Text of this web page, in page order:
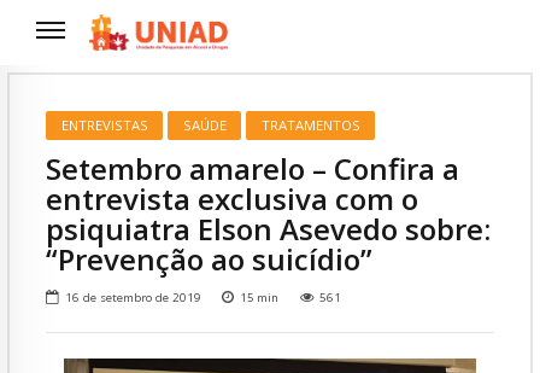
ENTREVISTAS SAÚDE TRATAMENTOS
Setembro amarelo – Confira a
entrevista exclusiva com o
psiquiatra Elson Asevedo sobre:
“Prevenção ao suicídio”
16 de setembro de 2019 15 min 561